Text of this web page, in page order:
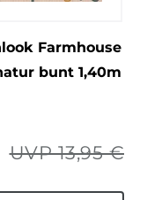
Farmhouse
bunt 1,40m
UVP 13,95 €